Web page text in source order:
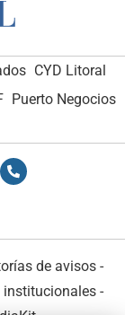
CYD Litoral
Puerto Negocios
de avisos -
institucionales-